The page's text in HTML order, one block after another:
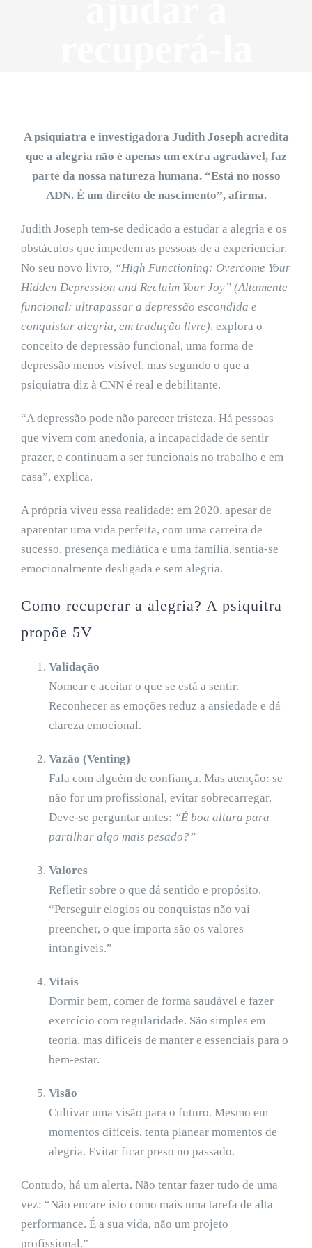
A psiquiatra e investigadora Judith Joseph acredita
que a alegria não é apenas um extra agradável, faz
parte da nossa natureza humana. “Está no nosso
ADN. É um direito de nascimento”, afirma.
Judith Joseph tem-se dedicado a estudar a alegria e os
obstáculos que impedem as pessoas de a experienciar.
No seu novo livro, “High Functioning: Overcome Your
Hidden Depression and Reclaim Your Joy” (Altamente
funcional: ultrapassar a depressão escondida e
conquistar alegria, em tradução livre), explora o
conceito de depressão funcional, uma forma de
depressão menos visível, mas segundo o que a
psiquiatra diz à CNN é real e debilitante.
“A depressão pode não parecer tristeza. Há pessoas
que vivem com anedonia, a incapacidade de sentir
prazer, e continuam a ser funcionais no trabalho e em
casa”, explica.
A própria viveu essa realidade: em 2020, apesar de
aparentar uma vida perfeita, com uma carreira de
sucesso, presença mediática e uma família, sentia-se
emocionalmente desligada e sem alegria.
Como recuperar a alegria? A psiquitra
propõe 5V
Validação
Nomear e aceitar o que se está a sentir.
Reconhecer as emoções reduz a ansiedade e dá
clareza emocional.
Vazão (Venting)
Fala com alguém de confiança. Mas atenção: se
não for um profissional, evitar sobrecarregar.
Deve-se perguntar antes: “É boa altura para
partilhar algo mais pesado?”
Valores
Refletir sobre o que dá sentido e propósito.
“Perseguir elogios ou conquistas não vai
preencher, o que importa são os valores
intangíveis.”
Vitais
Dormir bem, comer de forma saudável e fazer
exercício com regularidade. São simples em
teoria, mas difíceis de manter e essenciais para o
bem-estar.
Visão
Cultivar uma visão para o futuro. Mesmo em
momentos difíceis, tenta planear momentos de
alegria. Evitar ficar preso no passado.
Contudo, há um alerta. Não tentar fazer tudo de uma
vez: “Não encare isto como mais uma tarefa de alta
performance. É a sua vida, não um projeto
profissional.”